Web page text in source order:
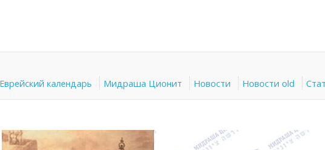
Еврейский календарь Мидраша Ционит Новости Новости old